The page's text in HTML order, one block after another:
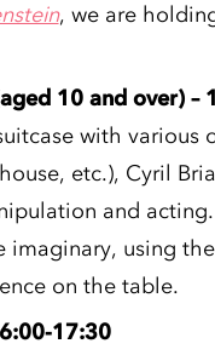
, we are
10 and over) –
with various
etc.), Cyril
and
imaginary, using
on the table.
17:30